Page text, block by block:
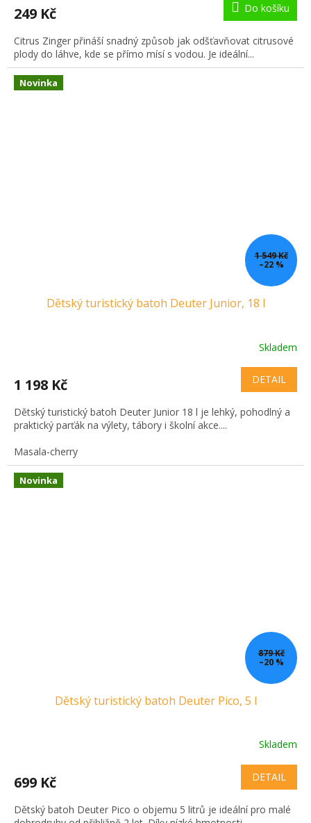
249 Kč Do košíku
Citrus Zinger přináší snadný způsob jak odšťavňovat citrusové
plody do láhve, kde se přímo mísí s vodou. Je ideální...
Novinka
1 549 Kč
–22 %
Dětský turistický batoh Deuter Junior, 18 l
Skladem
1 198 Kč DETAIL
Dětský turistický batoh Deuter Junior 18 l je lehký, pohodlný a
praktický parťák na výlety, tábory i školní akce....
Masala-cherry
Novinka
879 Kč
–20 %
Dětský turistický batoh Deuter Pico, 5 l
Skladem
699 Kč DETAIL
Dětský batoh Deuter Pico o objemu 5 litrů je ideální pro malé